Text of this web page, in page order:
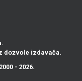
dozvole izdavača.
2000 - 2026.